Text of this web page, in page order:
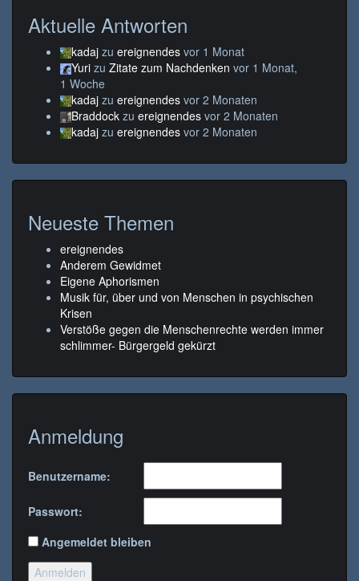
Aktuelle Antworten
kadaj zu ereignendes vor 1 Monat
Yuri zu Zitate zum Nachdenken vor 1 Monat,
1 Woche
kadaj zu ereignendes vor 2 Monaten
Braddock zu ereignendes vor 2 Monaten
kadaj zu ereignendes vor 2 Monaten
Neueste Themen
ereignendes
Anderem Gewidmet
Eigene Aphorismen
Musik für, über und von Menschen in psychischen
Krisen
Verstöße gegen die Menschenrechte werden immer
schlimmer- Bürgergeld gekürzt
Anmeldung
Benutzername:
Passwort:
Angemeldet bleiben
Anmelden